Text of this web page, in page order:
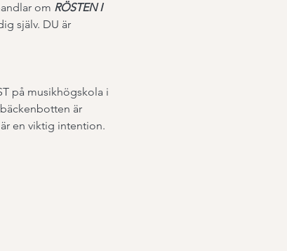
om RÖSTEN I
själv. DU är
på musikhögskola i
är
en viktig intention.